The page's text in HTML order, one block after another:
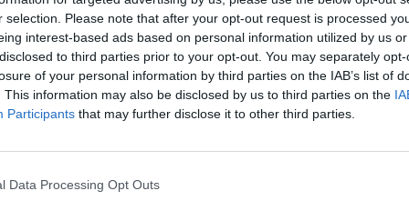
selection. Please note that after your opt-out request is processed
interest-based ads based on personal information utilized by us
to third parties prior to your opt-out. You may separately
of your personal information by third parties on the IAB’s list of
This information may also be disclosed by us to third parties on the
Participants that may further disclose it to other third parties.
Data Processing Opt Outs
Tak
Fi 802.11a, 802.11b, 802.11g, Wi-Fi 4 (802.11n),
firewalla Tak
DDoS Tak
protokoły sieciowe TCP/IP, UDP, ICMP, HTTP, HTTPS, IPSec,
danych w